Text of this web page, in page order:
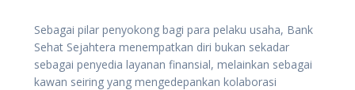
Sebagai pilar penyokong bagi para pelaku usaha, Bank
Sehat Sejahtera menempatkan diri bukan sekadar
sebagai penyedia layanan finansial, melainkan sebagai
kawan seiring yang mengedepankan kolaborasi